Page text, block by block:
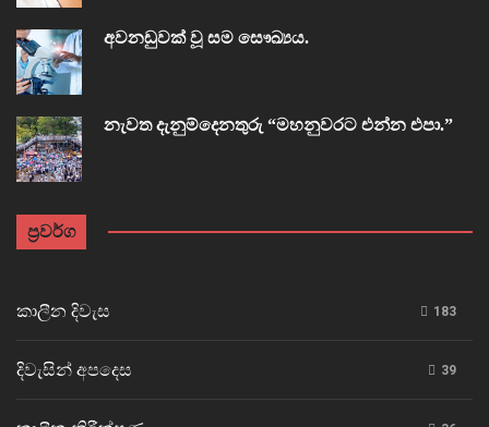
අවනඩුවක් වූ සම සෞඛ්‍යය.
නැවත දැනුම්දෙනතුරු “මහනුවරට එන්න එපා.”
ප්‍රවර්ග
කාලීන දිවැස 183
දිවැසින් අපදෙස 39